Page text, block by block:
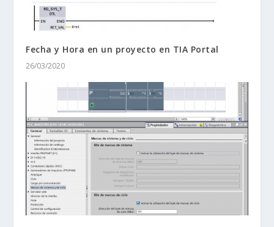
Fecha y Hora en un proyecto en TIA Portal
26/03/2020